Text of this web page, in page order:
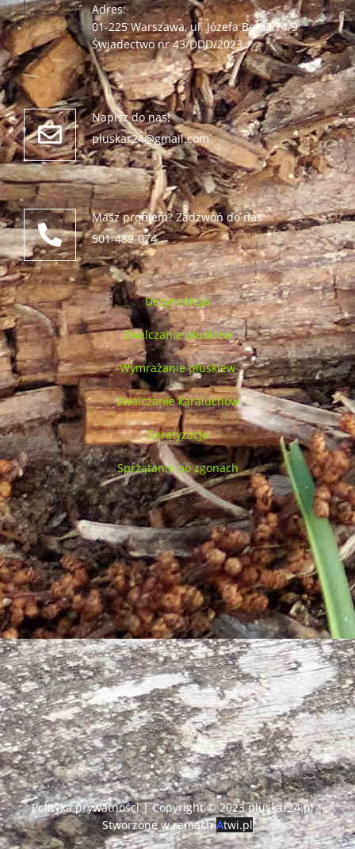
Adres:
01-225 Warszawa, ul. Józefa Bema 74/9
Świadectwo nr 43/DDD/2023
Napisz do nas!
pluskar24@gmail.com
Masz problem? Zadzwoń do nas
501-489-074
Dezynsekcja
Zwalczanie pluskiew
Wymrażanie pluskiew
Zwalczanie karaluchów
Deratyzacja
Sprzątanie po zgonach
Polityka prywatności| Copyright © 2023 pluskar24.pl |
Stworzone w ramachAtwi.pl